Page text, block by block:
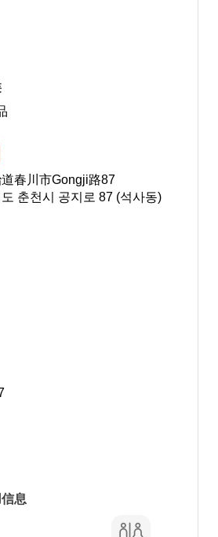
春川市Gongji路87
춘천시 공지로 87 (석사동)
息